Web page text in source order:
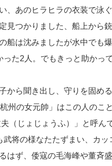
、あのヒラヒラの衣装で泳
見つかりました、船上から
船は沈みましたが水中でも
た2人。でもきっと助かっ
から聞き出し、守りを固め
州の女元帥」はこの人のこ
（じょじょうふ）」と呼ん
将の様なたたずまい、カッ
はず、倭寇の毛海峰や董斉